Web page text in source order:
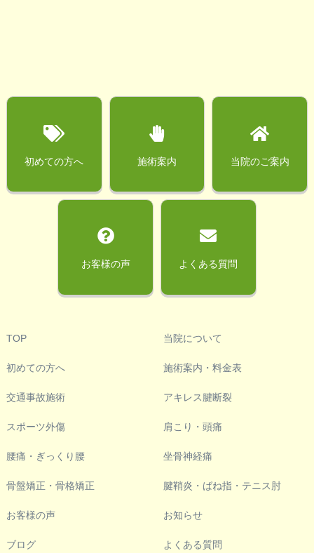
初めての方へ 施術案内 当院のご案内
お客様の声 よくある質問
TOP 当院について
初めての方へ 施術案内・料金表
交通事故施術 アキレス腱断裂
スポーツ外傷 肩こり・頭痛
腰痛・ぎっくり腰 坐骨神経痛
骨盤矯正・骨格矯正 腱鞘炎・ばね指・テニス肘
お客様の声 お知らせ
ブログ よくある質問